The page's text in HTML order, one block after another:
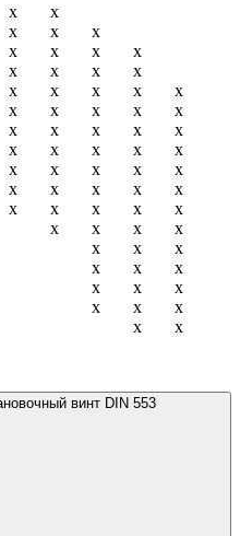
х
х
х х
х
х х х
х
х х х
х
х х х х
х
х х х х
х
х х х х
х
х х х х
х
х х х х
х
х х х х
х
х х х х
х
х х х
х
х х
х
х х
х
х х
х
х х
х
х х
винт DIN 553